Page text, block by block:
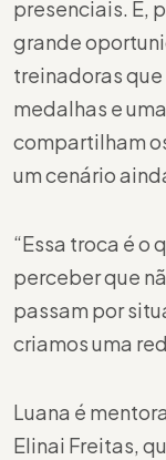
presenciais. E,
grande
treinadoras
medalhas e
compartilham
um cenário
“Essa troca é o
perceber que
passam por
criamos uma
Luana é
Elinai Freitas,